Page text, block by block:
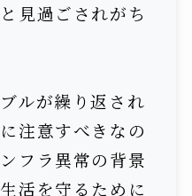
見過ごされがち
ルが繰り返され
注意すべきなの
フラ異常の背景
活を守るために